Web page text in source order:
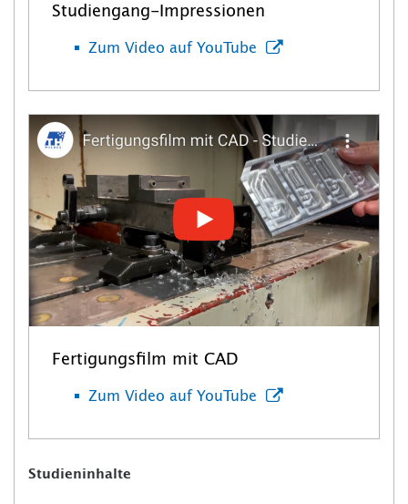
Studiengang-Impressionen
Zum Video auf YouTube
Fertigungsfilm mit CAD
Zum Video auf YouTube
Studieninhalte